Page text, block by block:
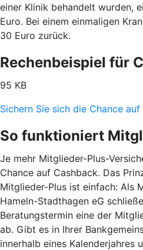
einer Klinik behandelt wurden,
Euro. Bei einem einmaligen
30 Euro zurück.
Rechenbeispiel für
95 KB
Sichern Sie sich die Chance
So funktioniert
Je mehr Mitglieder-Plus-
Chance auf Cashback. Das
Mitglieder-Plus ist einfach: Als
Hameln-Stadthagen eG
Beratungstermin eine der
ab. Gibt es in Ihrer
innerhalb eines Kalenderjahres